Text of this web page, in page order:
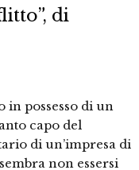
di
in possesso di un
capo del
di un’impresa di
non essersi